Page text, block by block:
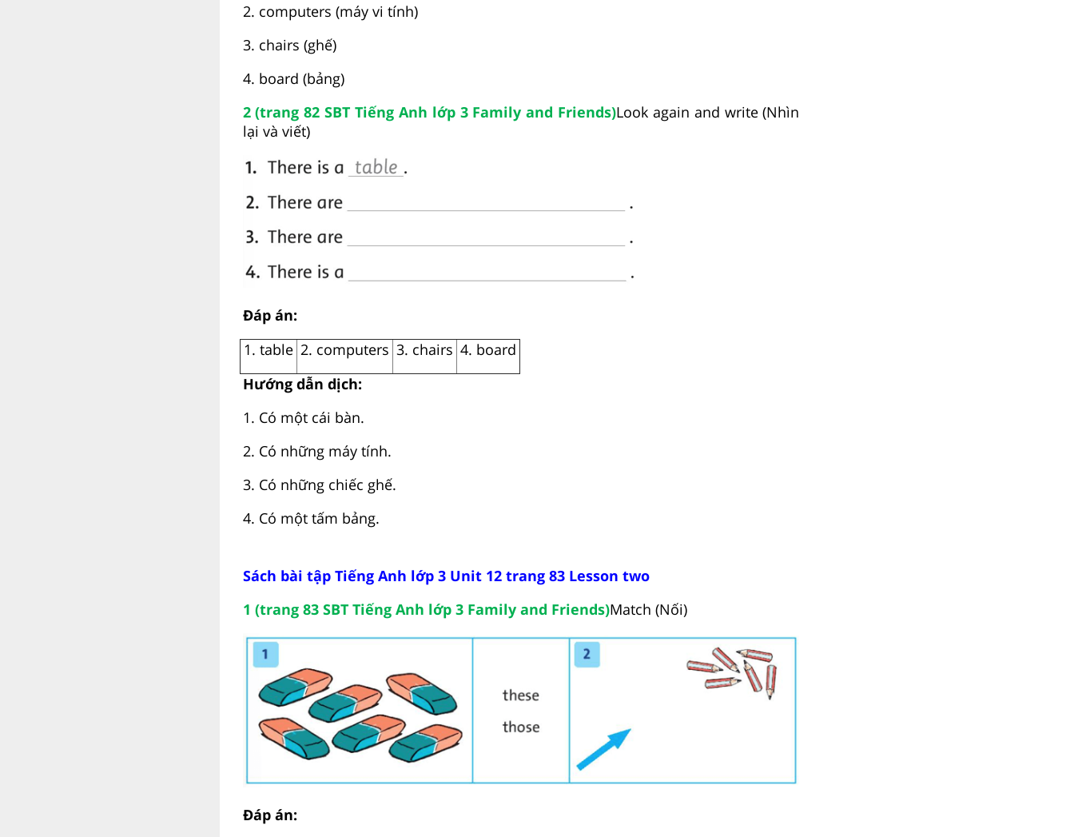
2. computers (máy vi tính)
3. chairs (ghế)
4. board (bảng)
2 (trang 82 SBT Tiếng Anh lớp 3 Family and Friends)Look again and write (Nhìn
lại và viết)
Đáp án:
1. table 2. computers 3. chairs 4. board
Hướng dẫn dịch:
1. Có một cái bàn.
2. Có những máy tính.
3. Có những chiếc ghế.
4. Có một tấm bảng.
Sách bài tập Tiếng Anh lớp 3 Unit 12 trang 83 Lesson two
1 (trang 83 SBT Tiếng Anh lớp 3 Family and Friends)Match (Nối)
Đáp án: